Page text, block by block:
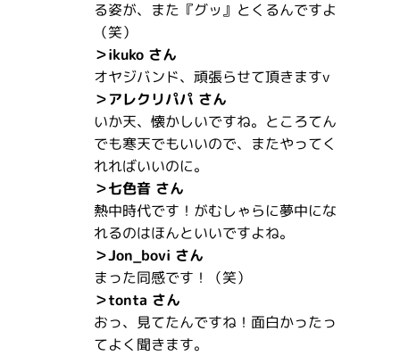
る姿が、また『グッ』とくるんですよ
（笑）
＞ikuko さん
オヤジバンド、頑張らせて頂きますv
＞アレクリパパ さん
いか天、懐かしいですね。ところてん
でも寒天でもいいので、またやってく
れればいいのに。
＞七色音 さん
熱中時代です！がむしゃらに夢中にな
れるのはほんといいですよね。
＞Jon_bovi さん
まった同感です！（笑）
＞tonta さん
おっ、見てたんですね！面白かったっ
てよく聞きます。